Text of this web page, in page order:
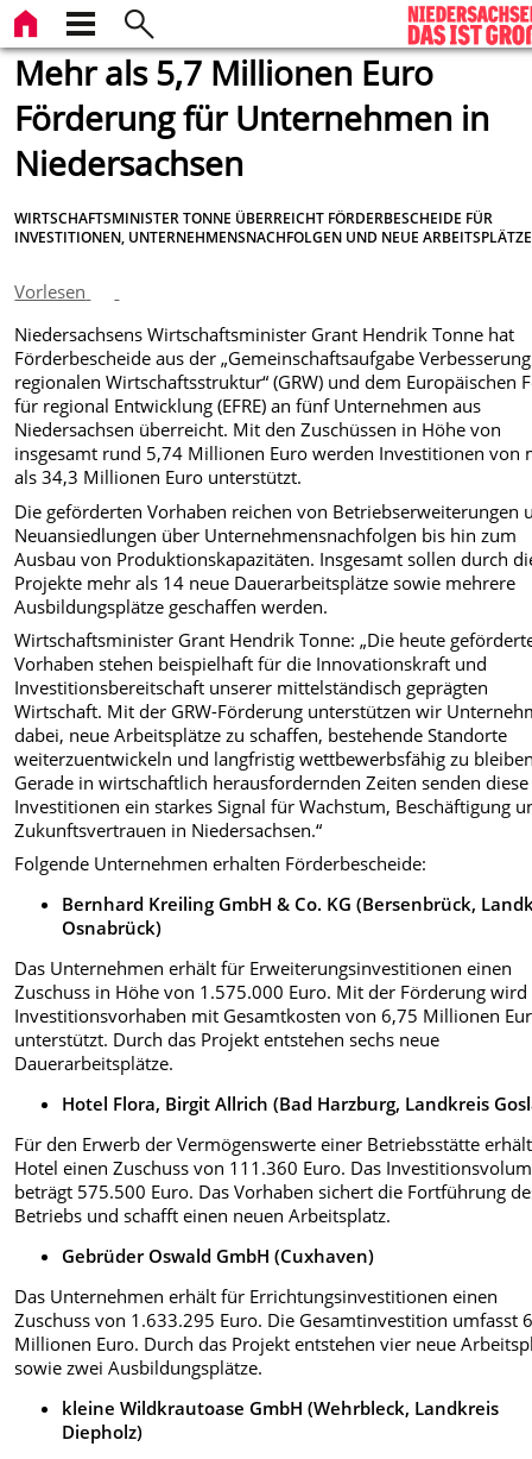
Mehr als 5,7 Millionen Euro
Förderung für Unternehmen in
Niedersachsen
WIRTSCHAFTSMINISTER TONNE ÜBERREICHT FÖRDERBESCHEIDE FÜR
INVESTITIONEN, UNTERNEHMENSNACHFOLGEN UND NEUE ARBEITSPLÄTZE
Vorlesen
Niedersachsens Wirtschaftsminister Grant Hendrik Tonne hat
Förderbescheide aus der „Gemeinschaftsaufgabe
regionalen Wirtschaftsstruktur“ (GRW) und dem Europäischen
für regional Entwicklung (EFRE) an fünf Unternehmen aus
Niedersachsen überreicht. Mit den Zuschüssen in Höhe von
insgesamt rund 5,74 Millionen Euro werden Investitionen von
als 34,3 Millionen Euro unterstützt.
Die geförderten Vorhaben reichen von Betriebserweiterungen
Neuansiedlungen über Unternehmensnachfolgen bis hin zum
Ausbau von Produktionskapazitäten. Insgesamt sollen durch
Projekte mehr als 14 neue Dauerarbeitsplätze sowie mehrere
Ausbildungsplätze geschaffen werden.
Wirtschaftsminister Grant Hendrik Tonne: „Die heute
Vorhaben stehen beispielhaft für die Innovationskraft und
Investitionsbereitschaft unserer mittelständisch geprägten
Wirtschaft. Mit der GRW-Förderung unterstützen wir
dabei, neue Arbeitsplätze zu schaffen, bestehende Standorte
weiterzuentwickeln und langfristig wettbewerbsfähig zu
Gerade in wirtschaftlich herausfordernden Zeiten senden diese
Investitionen ein starkes Signal für Wachstum, Beschäftigung
Zukunftsvertrauen in Niedersachsen.“
Folgende Unternehmen erhalten Förderbescheide:
Bernhard Kreiling GmbH & Co. KG (Bersenbrück,
Osnabrück)
Das Unternehmen erhält für Erweiterungsinvestitionen einen
Zuschuss in Höhe von 1.575.000 Euro. Mit der Förderung wird
Investitionsvorhaben mit Gesamtkosten von 6,75 Millionen
unterstützt. Durch das Projekt entstehen sechs neue
Dauerarbeitsplätze.
Hotel Flora, Birgit Allrich (Bad Harzburg, Landkreis
Für den Erwerb der Vermögenswerte einer Betriebsstätte
Hotel einen Zuschuss von 111.360 Euro. Das
beträgt 575.500 Euro. Das Vorhaben sichert die Fortführung
Betriebs und schafft einen neuen Arbeitsplatz.
Gebrüder Oswald GmbH (Cuxhaven)
Das Unternehmen erhält für Errichtungsinvestitionen einen
Zuschuss von 1.633.295 Euro. Die Gesamtinvestition umfasst
Millionen Euro. Durch das Projekt entstehen vier neue
sowie zwei Ausbildungsplätze.
kleine Wildkrautoase GmbH (Wehrbleck, Landkreis
Diepholz)